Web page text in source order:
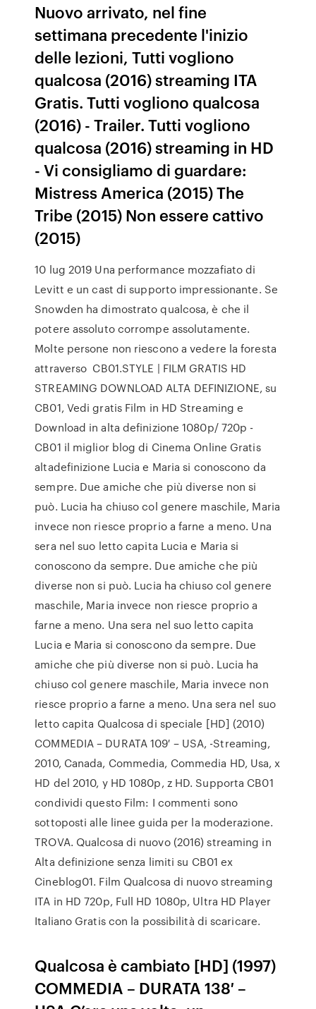
Nuovo arrivato, nel fine
settimana precedente l'inizio
delle lezioni, Tutti vogliono
qualcosa (2016) streaming ITA
Gratis. Tutti vogliono qualcosa
(2016) - Trailer. Tutti vogliono
qualcosa (2016) streaming in HD
- Vi consigliamo di guardare:
Mistress America (2015) The
Tribe (2015) Non essere cattivo
(2015)
10 lug 2019 Una performance mozzafiato di
Levitt e un cast di supporto impressionante. Se
Snowden ha dimostrato qualcosa, è che il
potere assoluto corrompe assolutamente.
Molte persone non riescono a vedere la foresta
attraverso CB01.STYLE | FILM GRATIS HD
STREAMING DOWNLOAD ALTA DEFINIZIONE, su
CB01, Vedi gratis Film in HD Streaming e
Download in alta definizione 1080p/ 720p -
CB01 il miglior blog di Cinema Online Gratis
altadefinizione Lucia e Maria si conoscono da
sempre. Due amiche che più diverse non si
può. Lucia ha chiuso col genere maschile, Maria
invece non riesce proprio a farne a meno. Una
sera nel suo letto capita Lucia e Maria si
conoscono da sempre. Due amiche che più
diverse non si può. Lucia ha chiuso col genere
maschile, Maria invece non riesce proprio a
farne a meno. Una sera nel suo letto capita
Lucia e Maria si conoscono da sempre. Due
amiche che più diverse non si può. Lucia ha
chiuso col genere maschile, Maria invece non
riesce proprio a farne a meno. Una sera nel suo
letto capita Qualcosa di speciale [HD] (2010)
COMMEDIA – DURATA 109′ – USA, -Streaming,
2010, Canada, Commedia, Commedia HD, Usa, x
HD del 2010, y HD 1080p, z HD. Supporta CB01
condividi questo Film: I commenti sono
sottoposti alle linee guida per la moderazione.
TROVA. Qualcosa di nuovo (2016) streaming in
Alta definizione senza limiti su CB01 ex
Cineblog01. Film Qualcosa di nuovo streaming
ITA in HD 720p, Full HD 1080p, Ultra HD Player
Italiano Gratis con la possibilità di scaricare.
Qualcosa è cambiato [HD] (1997)
COMMEDIA – DURATA 138′ –